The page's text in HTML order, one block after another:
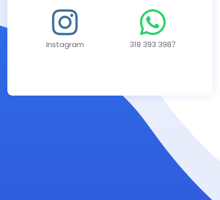
Instagram 318 393 3987